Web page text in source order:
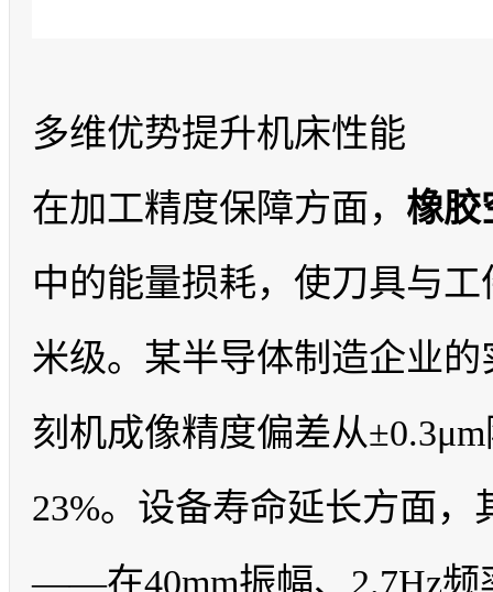
多维优势提升机床性能
在加工精度保障方面， 橡胶
中的能量损耗，使刀具与
米级。某半导体制造企业
刻机成像精度偏差从
23%。设备寿命延长方面
——在40mm振幅、2.7Hz频